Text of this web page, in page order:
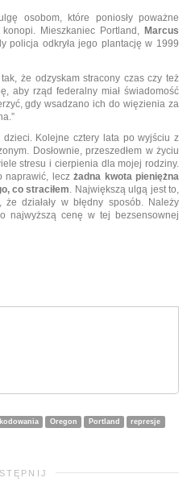
osobom, które poniosły poważne
Mieszkaniec Portland, Marcus
policja odkryła jego plantację w 1999
że odzyskam stracony czas czy też
aby rząd federalny miał świadomość
gdy wsadzano ich do więzienia za
dzieci. Kolejne cztery lata po wyjściu z
Dosłownie, przeszedłem w życiu
stresu i cierpienia dla mojej rodziny.
naprawić, leczżadna kwota pieniężna
co straciłem. Największą ulgą jest to,
działały w błędny sposób. Należy
najwyższą cenę w tej bezsensownej
Oregon Portland
represje